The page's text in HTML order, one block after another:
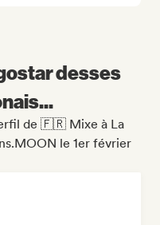
desses
de 🇫🇷 Mixe à La
le 1er février